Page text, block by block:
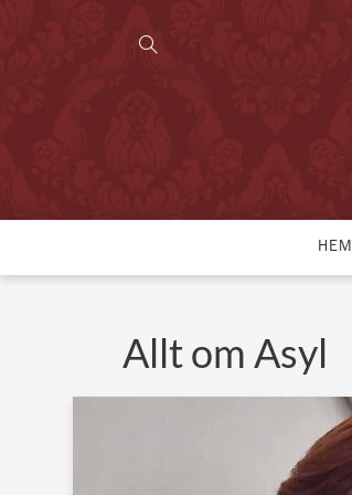
HEM
Allt om Asyl